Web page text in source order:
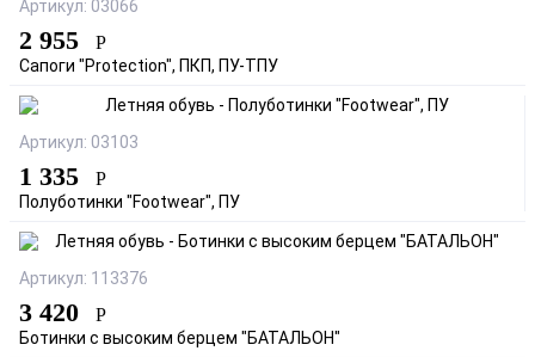
Артикул: 03066
2 955 Р
Сапоги "Protection", ПКП, ПУ-ТПУ
Артикул: 03103
1 335 Р
Полуботинки "Footwear", ПУ
Артикул: 113376
3 420 Р
Ботинки с высоким берцем "БАТАЛЬОН"